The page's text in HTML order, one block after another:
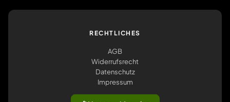
RECHTLICHES
AGB
Widerrufsrecht
Datenschutz
Impressum